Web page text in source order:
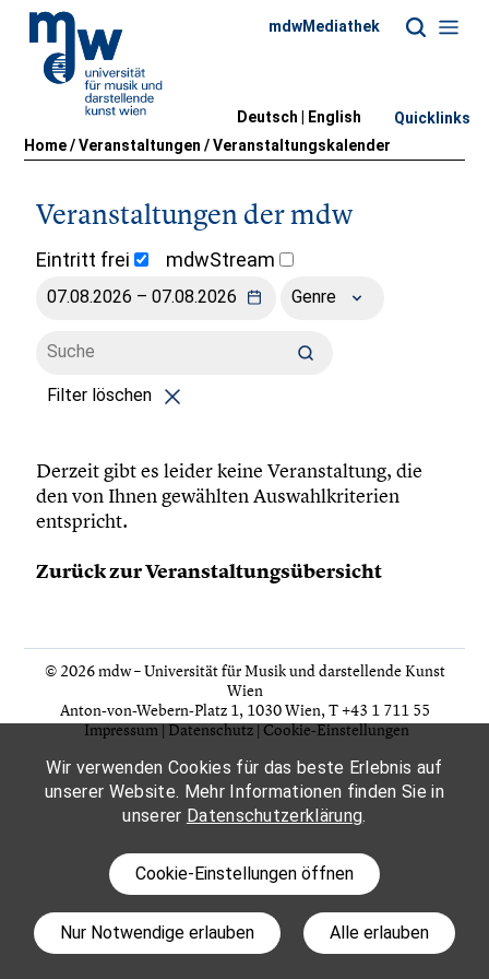
Home/Veranstaltungen /Veranstaltungskalender
mdwMediathek
Deutsch | English Quicklinks
Wir verwenden Cookies für das beste Erlebnis auf
unserer Website. Mehr Informationen finden Sie in
unserer Datenschutzerklärung.
Cookie-Einstellungen öffnen
Nur Notwendige erlauben Alle erlauben
Veranstaltungen der mdw
Eintritt frei mdwStream
Genre
Filter löschen
Derzeit gibt es leider keine Veranstaltung, die
den von Ihnen gewählten Auswahlkriterien
entspricht.
Zurück zur Veranstaltungsübersicht
© 2026 mdw – Universität für Musik und darstellende Kunst
Wien
Anton-von-Webern-Platz 1, 1030 Wien, T +43 1 711 55
Impressum|Datenschutz|Cookie-Einstellungen